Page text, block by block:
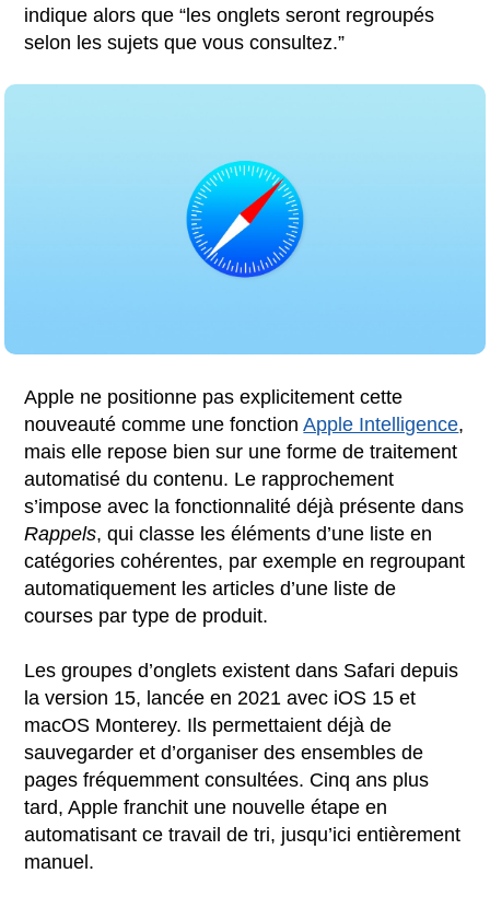
indique alors que “les onglets seront regroupés
selon les sujets que vous consultez.”
Apple ne positionne pas explicitement cette
nouveauté comme une fonctionApple Intelligence,
mais elle repose bien sur une forme de traitement
automatisé du contenu. Le rapprochement
s’impose avec la fonctionnalité déjà présente dans
Rappels, qui classe les éléments d’une liste en
catégories cohérentes, par exemple en regroupant
automatiquement les articles d’une liste de
courses par type de produit.
Les groupes d’onglets existent dans Safari depuis
la version 15, lancée en 2021 avec iOS 15 et
macOS Monterey. Ils permettaient déjà de
sauvegarder et d’organiser des ensembles de
pages fréquemment consultées. Cinq ans plus
tard, Apple franchit une nouvelle étape en
automatisant ce travail de tri, jusqu’ici entièrement
manuel.